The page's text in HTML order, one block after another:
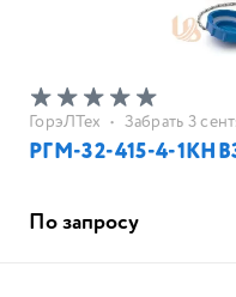
ГорэЛТех • Забрать 3
РГМ-32-415-4-
По запросу